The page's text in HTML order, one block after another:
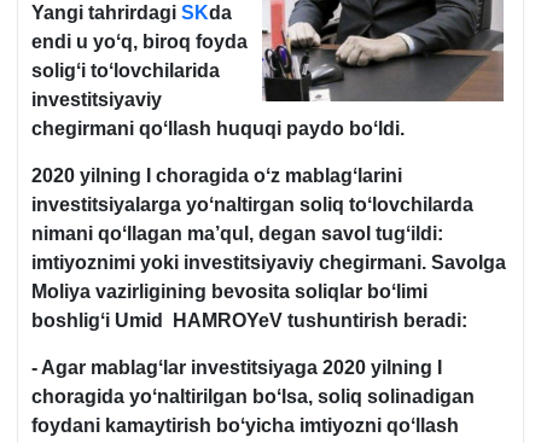
y.
OʻRQ-
599-
4-
Yangi tahrirdagi SKda
endi u yoʻq, biroq foyda
soligʻi toʻlovchilarida
investitsiyaviy
chegirmani qoʻllash huquqi paydo boʻldi.
2020 yilning I choragida oʻz mablagʻlarini
investitsiyalarga yoʻnaltirgan soliq toʻlovchilarda
nimani qoʻllagan ma’qul, degan savol tugʻildi:
imtiyoznimi yoki investitsiyaviy chegirmani. Savolga
Moliya vazirligining bevosita soliqlar boʻlimi
boshligʻi Umid HAMROYeV tushuntirish beradi:
- Agar mablagʻlar investitsiyaga 2020 yilning I
choragida yoʻnaltirilgan boʻlsa, soliq solinadigan
foydani kamaytirish boʻyicha imtiyozni qoʻllash